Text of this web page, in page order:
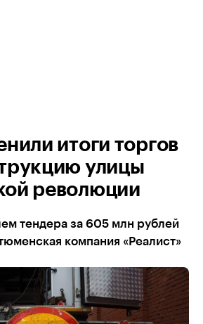
итоги торгов
улицы
революции
тендера за 605 млн рублей
компания «Реалист»